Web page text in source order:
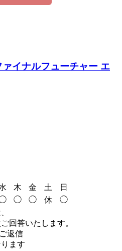
ァイナルフューチャー エ
木 金 土
日
◯ ◯ 休
◯
回答いたします。
返信
ます